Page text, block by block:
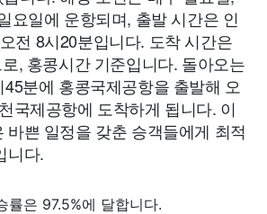
요일에 운항되며, 출발 시간은 인
전 8시20분입니다. 도착 시간은
, 홍콩시간 기준입니다. 돌아오는
분에 홍콩국제공항을 출발해 오
국제공항에 도착하게 됩니다. 이
바쁜 일정을 갖춘 승객들에게 최적
니다.
률은 97.5%에 달합니다.